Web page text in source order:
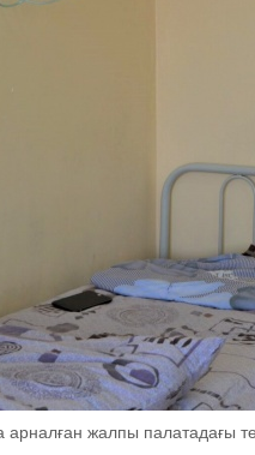
арналған жалпы палатадағы